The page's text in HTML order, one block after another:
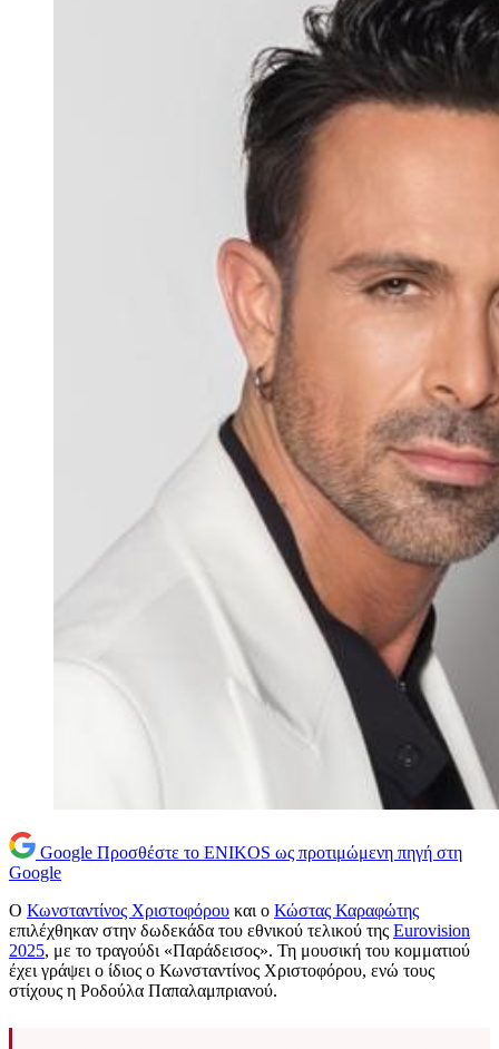
Google Προσθέστε το ENIKOS ως προτιμώμενη πηγή στη
Google
Ο Κωνσταντίνος Χριστοφόρου και ο Κώστας Καραφώτης
επιλέχθηκαν στην δωδεκάδα του εθνικού τελικού της Eurovision
2025, με το τραγούδι «Παράδεισος». Τη μουσική του κομματιού
έχει γράψει ο ίδιος ο Κωνσταντίνος Χριστοφόρου, ενώ τους
στίχους η Ροδούλα Παπαλαμπριανού.